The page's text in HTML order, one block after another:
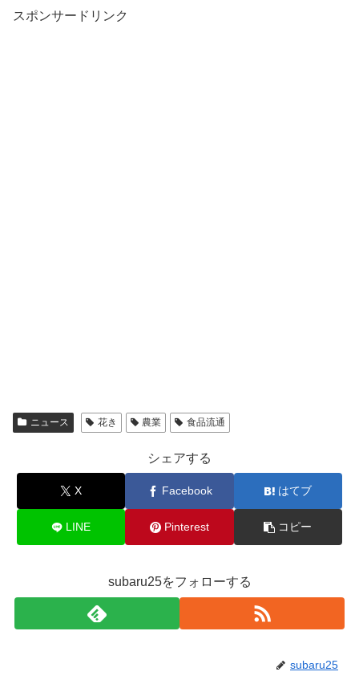
スポンサードリンク
ニュース 花き 農業 食品流通
シェアする
X Facebook はてブ
LINE Pinterest コピー
subaru25をフォローする
subaru25